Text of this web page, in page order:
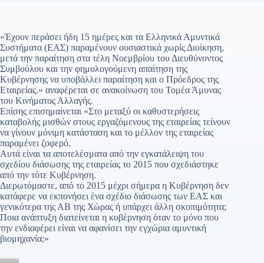
«Έχουν περάσει ήδη 15 ημέρες και τα Ελληνικά Αμυντικά
Συστήματα (ΕΑΣ) παραμένουν ουσιαστικά χωρίς Διοίκηση,
μετά την παραίτηση στα τέλη Νοεμβρίου του Διευθύνοντος
Συμβούλου και την φημολογούμενη απαίτηση της
Κυβέρνησης να υποβάλλει παραίτηση και ο Πρόεδρος της
Εταιρείας.» αναφέρεται σε ανακοίνωση του Τομέα Άμυνας
του Κινήματος Αλλαγής.
Επίσης επισημαίνεται «Στο μεταξύ οι καθυστερήσεις
καταβολής μισθών στους εργαζόμενους της εταιρείας τείνουν
να γίνουν μόνιμη κατάσταση και το μέλλον της εταιρείας
παραμένει ζοφερό.
Αυτά είναι τα αποτελέσματα από την εγκατάλειψη του
σχεδίου διάσωσης της εταιρείας το 2015 που σχεδιάστηκε
από την τότε Κυβέρνηση.
Διερωτόμαστε, από το 2015 μέχρι σήμερα η Κυβέρνηση δεν
κατάφερε να εκπονήσει ένα σχέδιο διάσωσης των ΕΑΣ και
γενικότερα της ΑΒ της Χώρας ή υπάρχει άλλη σκοπιμότητα;
Ποια ανάπτυξη διατείνεται η κυβέρνηση όταν το μόνο που
την ενδιαφέρει είναι να αφανίσει την εγχώρια αμυντική
βιομηχανία;»